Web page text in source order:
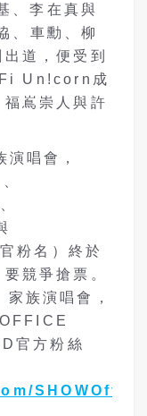
、李在真與
、車勳、柳
道，便受到
Fi Un!corn成
嶌崇人與許
唱會，
粉名）終於
競爭搶票。
族演唱會，
官方粉絲